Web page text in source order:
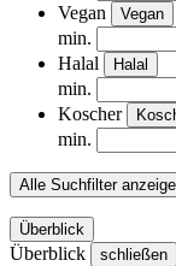
Vegan
Vegan
min.
Halal
Halal
min.
Koscher
min.
Alle Suchfilter
Überblick
Überblick schließen